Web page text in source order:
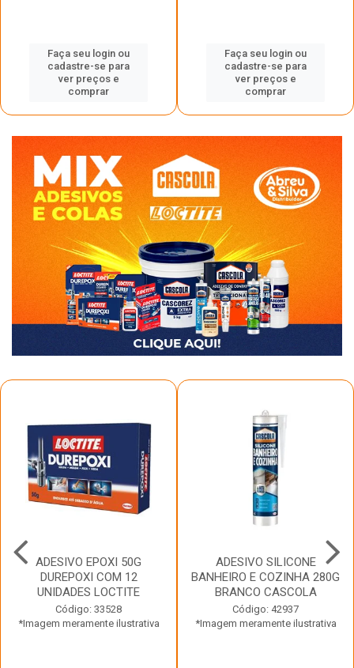
Faça seu login ou
cadastre-se para
ver preços e
comprar
Faça seu login ou
cadastre-se para
ver preços e
comprar
ADESIVO EPOXI 50G
DUREPOXI COM 12
UNIDADES LOCTITE
Código: 33528
*Imagem meramente ilustrativa
ADESIVO SILICONE
BANHEIRO E COZINHA 280G
BRANCO CASCOLA
Código: 42937
*Imagem meramente ilustrativa